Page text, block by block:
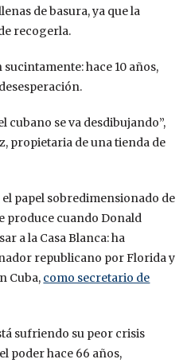
de basura, ya que la
recogerla.
hace 10 años,
cubano se va desdibujando”,
propietaria de una tienda de
papel sobredimensionado de
produce cuando Donald
a la Casa Blanca: ha
republicano por Florida y
Cuba, como secretario de
sufriendo su peor crisis
poder hace 66 años,